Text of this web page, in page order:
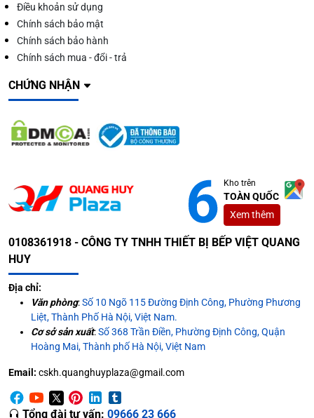
Điều khoản sử dụng
Chính sách bảo mật
Chính sách bảo hành
Chính sách mua - đổi - trả
CHỨNG NHẬN
Kho trên
TOÀN QUỐC
Xem thêm
0108361918 - CÔNG TY TNHH THIẾT BỊ BẾP VIỆT QUANG
HUY
Địa chỉ:
Văn phòng:Số 10 Ngõ 115 Đường Định Công, Phường Phương
Liệt, Thành Phố Hà Nội, Việt Nam.
Cơ sở sản xuất:Số 368 Trần Điền, Phường Định Công, Quận
Hoàng Mai, Thành phố Hà Nội, Việt Nam
Email: cskh.quanghuyplaza@gmail.com
Tổng đài tư vấn: 09666 23 666